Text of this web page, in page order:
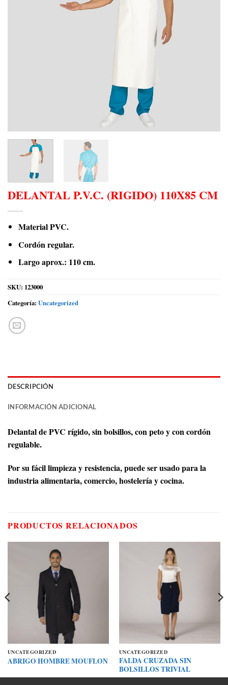
DELANTAL P.V.C. (RIGIDO) 110X85 CM
Material PVC.
Cordón regular.
Largo aprox.: 110 cm.
SKU: 123000
Categoría: Uncategorized
DESCRIPCIÓN
INFORMACIÓN ADICIONAL
Delantal de PVC rígido, sin bolsillos, con peto y con cordón
regulable.
Por su fácil limpieza y resistencia, puede ser usado para la
industria alimentaria, comercio, hostelería y cocina.
PRODUCTOS RELACIONADOS
UNCATEGORIZED
ABRIGO HOMBRE MOUFLON
UNCATEGORIZED
FALDA CRUZADA SIN
BOLSILLOS TRIVIAL